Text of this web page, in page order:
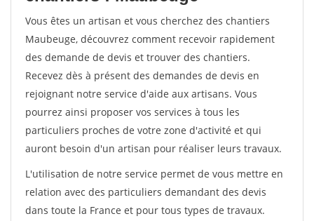
Vous êtes un artisan et vous cherchez des chantiers
Maubeuge, découvrez comment recevoir rapidement
des demande de devis et trouver des chantiers.
Recevez dès à présent des demandes de devis en
rejoignant notre service d'aide aux artisans. Vous
pourrez ainsi proposer vos services à tous les
particuliers proches de votre zone d'activité et qui
auront besoin d'un artisan pour réaliser leurs travaux.
L'utilisation de notre service permet de vous mettre en
relation avec des particuliers demandant des devis
dans toute la France et pour tous types de travaux.